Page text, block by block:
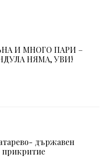
И МНОГО ПАРИ –
НЯМА, УВИ!
държавен
прикритие